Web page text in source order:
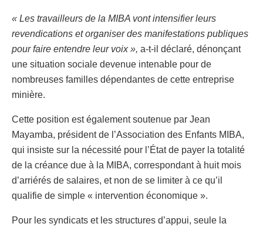
« Les travailleurs de la MIBA vont intensifier leurs
revendications et organiser des manifestations publiques
pour faire entendre leur voix », a-t-il déclaré, dénonçant
une situation sociale devenue intenable pour de
nombreuses familles dépendantes de cette entreprise
minière.
Cette position est également soutenue par Jean
Mayamba, président de l’Association des Enfants MIBA,
qui insiste sur la nécessité pour l’État de payer la totalité
de la créance due à la MIBA, correspondant à huit mois
d’arriérés de salaires, et non de se limiter à ce qu’il
qualifie de simple « intervention économique ».
Pour les syndicats et les structures d’appui, seule la